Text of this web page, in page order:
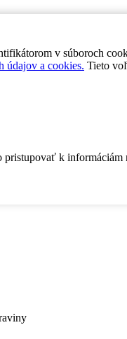
v súboroch
údajov a cookies. Tieto
k informáciám